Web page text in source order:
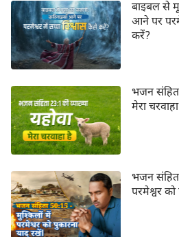
बाइबल से
आने पर
करें?
भजन
मेरा
भजन
परमेश्वर